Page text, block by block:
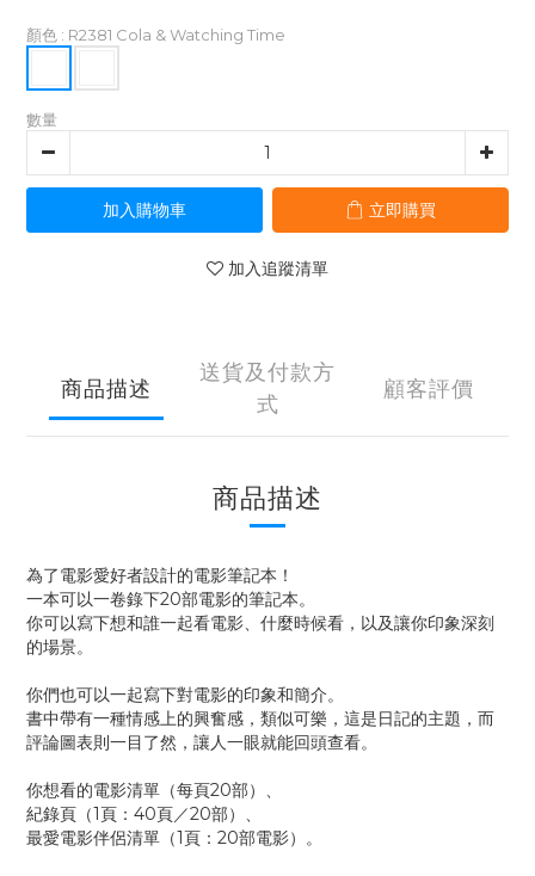
顏色 : R2381 Cola & Watching Time
數量
加入購物車 立即購買
加入追蹤清單
商品描述
送貨及付款方
式
顧客評價
商品描述
為了電影愛好者設計的電影筆記本！
一本可以一卷錄下20部電影的筆記本。
你可以寫下想和誰一起看電影、什麼時候看，以及讓你印象深刻
的場景。
你們也可以一起寫下對電影的印象和簡介。
書中帶有一種情感上的興奮感，類似可樂，這是日記的主題，而
評論圖表則一目了然，讓人一眼就能回頭查看。
你想看的電影清單（每頁20部）、
紀錄頁（1頁：40頁／20部）、
最愛電影伴侶清單（1頁：20部電影）。